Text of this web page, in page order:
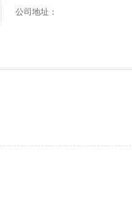
公司地址：